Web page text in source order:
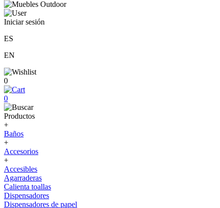
Iniciar sesión
ES
EN
0
0
Productos
+
Baños
+
Accesorios
+
Accesibles
Agarraderas
Calienta toallas
Dispensadores
Dispensadores de papel